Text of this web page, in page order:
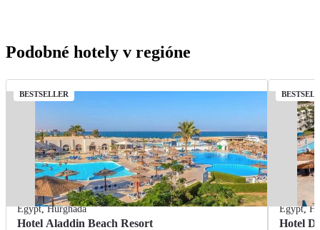
Podobné hotely v regióne
BESTSELLER
Egypt,Hurghada
Hotel Aladdin Beach Resort
Egypt,
Hotel